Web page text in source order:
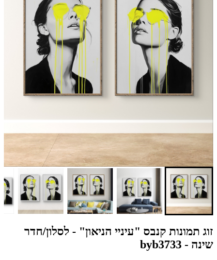
זוג תמונות קנבס "עיניי הניאון" - לסלון/חדר
שינה - byb3733